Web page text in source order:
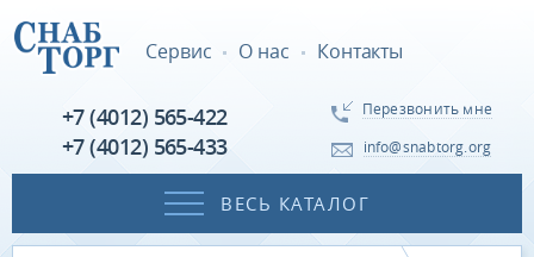
Сервис О нас Контакты
+7 (4012) 565-422
+7 (4012) 565-433
Перезвонить мне
info@snabtorg.org
ВЕСЬ КАТАЛОГ